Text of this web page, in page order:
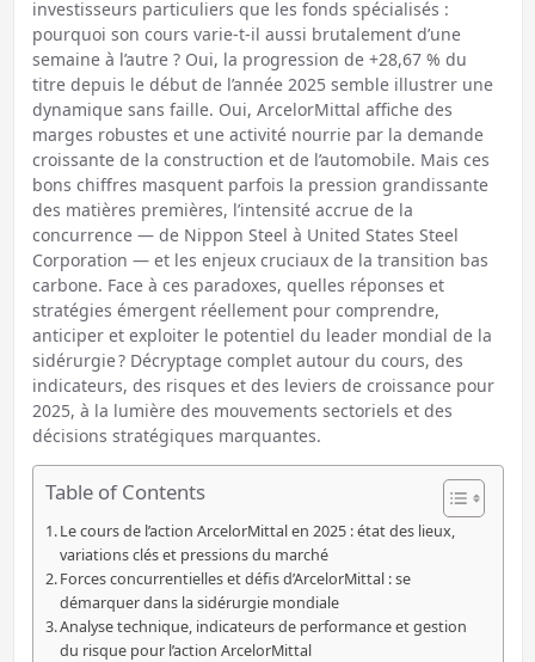
investisseurs particuliers que les fonds spécialisés :
pourquoi son cours varie-t-il aussi brutalement d’une
semaine à l’autre ? Oui, la progression de +28,67 % du
titre depuis le début de l’année 2025 semble illustrer une
dynamique sans faille. Oui, ArcelorMittal affiche des
marges robustes et une activité nourrie par la demande
croissante de la construction et de l’automobile. Mais ces
bons chiffres masquent parfois la pression grandissante
des matières premières, l’intensité accrue de la
concurrence — de Nippon Steel à United States Steel
Corporation — et les enjeux cruciaux de la transition bas
carbone. Face à ces paradoxes, quelles réponses et
stratégies émergent réellement pour comprendre,
anticiper et exploiter le potentiel du leader mondial de la
sidérurgie ? Décryptage complet autour du cours, des
indicateurs, des risques et des leviers de croissance pour
2025, à la lumière des mouvements sectoriels et des
décisions stratégiques marquantes.
Table of Contents
Le cours de l’action ArcelorMittal en 2025 : état des lieux,
variations clés et pressions du marché
Forces concurrentielles et défis d’ArcelorMittal : se
démarquer dans la sidérurgie mondiale
Analyse technique, indicateurs de performance et gestion
du risque pour l’action ArcelorMittal